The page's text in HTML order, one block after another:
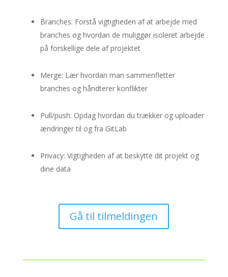
Branches: Forstå vigtigheden af at arbejde med
branches og hvordan de muliggør isoleret arbejde
på forskellige dele af projektet
Merge: Lær hvordan man sammenfletter
branches og håndterer konflikter
Pull/push: Opdag hvordan du trækker og uploader
ændringer til og fra GitLab
Privacy: Vigtigheden af at beskytte dit projekt og
dine data
Gå til tilmeldingen